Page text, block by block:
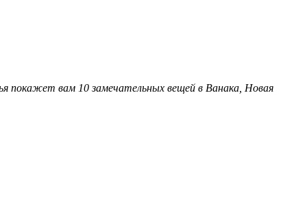
покажет вам 10 замечательных вещей в Ванака, Новая